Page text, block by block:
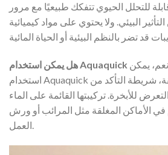
للتحلل الحيوي تتفكك طبيعيًا مع مرور
البيئي. ولا يحتوي على مواد كيميائية
نعم، يمكن
استخدام Aquaquick بأمان في الأماكن المغلقة، شريطة التأكد من
للأبخرة. تركيبتها القائمة على الماء
في الأماكن المغلقة مثل المرائب أو ورش
العمل.